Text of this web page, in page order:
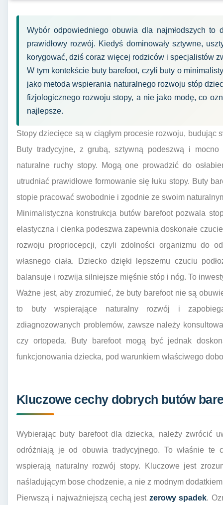
Wybór odpowiedniego obuwia dla najmłodszych to
prawidłowy rozwój. Kiedyś dominowały sztywne,
korygować, dziś coraz więcej rodziców i specjalistów
W tym kontekście buty barefoot, czyli buty o
jako metoda wspierania naturalnego rozwoju stóp
fizjologicznego rozwoju stopy, a nie jako modę, co
najlepsze.
Stopy dziecięce są w ciągłym procesie rozwoju, budując
Buty tradycyjne, z grubą, sztywną podeszwą i
naturalne ruchy stopy. Mogą one prowadzić do
utrudniać prawidłowe formowanie się łuku stopy. Buty
stopie pracować swobodnie i zgodnie ze swoim
Minimalistyczna konstrukcja butów barefoot pozwala
elastyczna i cienka podeszwa zapewnia doskonałe
rozwoju propriocepcji, czyli zdolności organizmu do
własnego ciała. Dziecko dzięki lepszemu czuciu
balansuje i rozwija silniejsze mięśnie stóp i nóg. To
Ważne jest, aby zrozumieć, że buty barefoot nie są
to buty wspierające naturalny rozwój i
zdiagnozowanych problemów, zawsze należy
czy ortopeda. Buty barefoot mogą być jednak
funkcjonowania dziecka, pod warunkiem właściwego
Kluczowe cechy dobrych butów
Wybierając buty barefoot dla dziecka, należy zwrócić
odróżniają je od obuwia tradycyjnego. To właśnie te
wspierają naturalny rozwój stopy. Kluczowe jest
naśladującym bose chodzenie, a nie z modnym
Pierwszą i najważniejszą cechą jest zerowy spadek.